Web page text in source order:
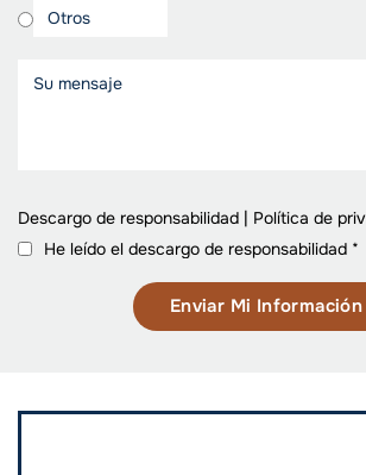
Descargo de responsabilidad | Política de
He leído el descargo de responsabilidad *